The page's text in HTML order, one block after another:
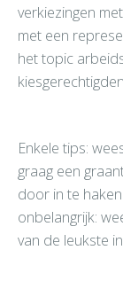
verkiezingen
met een
het topic
Enkele tips:
graag een
door in te
onbelangrijk:
van de leukste